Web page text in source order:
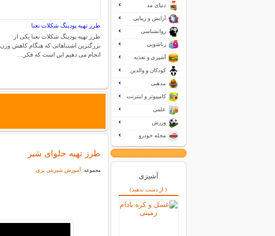
طرز تهیه پودینگ شکلات نعنا
طرز تهیه پودینگ شکلات نعنا یکی از
بزرگترین اشتباهاتی که هنگام کاهش وزن
انجام می دهیم این است که فکر…
طرز تهیه حلوای شیر
مجموعه: آموزش شیرینی پزی
دنیای مد
آرایش و زیبایی
روانشناسی
زناشویی
آشپزی و تغذیه
کودکان و والدین
مذهبی
کامپیوتر و اینترنت
علمی
ورزش
مجله خودرو
آشپزی
( از دست ندهید)